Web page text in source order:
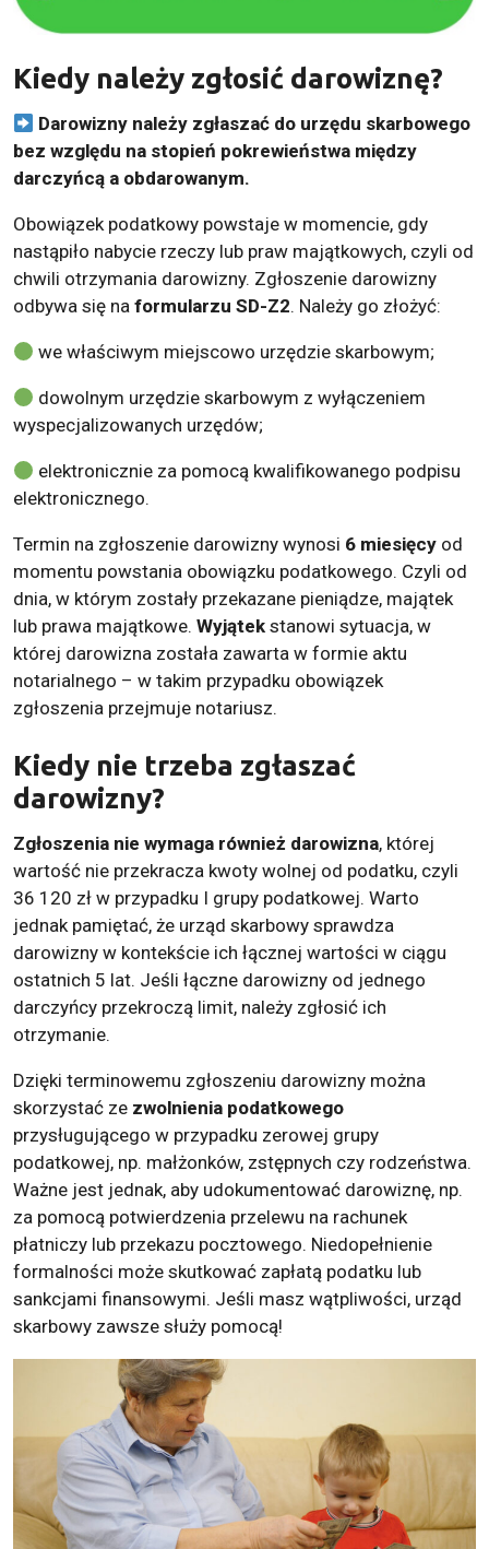
Kiedy należy zgłosić darowiznę?
Darowizny należy zgłaszać do urzędu skarbowego
bez względu na stopień pokrewieństwa między
darczyńcą a obdarowanym.
Obowiązek podatkowy powstaje w momencie, gdy
nastąpiło nabycie rzeczy lub praw majątkowych, czyli od
chwili otrzymania darowizny. Zgłoszenie darowizny
odbywa się na formularzu SD-Z2. Należy go złożyć:
we właściwym miejscowo urzędzie skarbowym;
dowolnym urzędzie skarbowym z wyłączeniem
wyspecjalizowanych urzędów;
elektronicznie za pomocą kwalifikowanego podpisu
elektronicznego.
Termin na zgłoszenie darowizny wynosi 6 miesięcy od
momentu powstania obowiązku podatkowego. Czyli od
dnia, w którym zostały przekazane pieniądze, majątek
lub prawa majątkowe. Wyjątek stanowi sytuacja, w
której darowizna została zawarta w formie aktu
notarialnego – w takim przypadku obowiązek
zgłoszenia przejmuje notariusz.
Kiedy nie trzeba zgłaszać
darowizny?
Zgłoszenia nie wymaga również darowizna, której
wartość nie przekracza kwoty wolnej od podatku, czyli
36 120 zł w przypadku I grupy podatkowej. Warto
jednak pamiętać, że urząd skarbowy sprawdza
darowizny w kontekście ich łącznej wartości w ciągu
ostatnich 5 lat. Jeśli łączne darowizny od jednego
darczyńcy przekroczą limit, należy zgłosić ich
otrzymanie.
Dzięki terminowemu zgłoszeniu darowizny można
skorzystać ze zwolnienia podatkowego
przysługującego w przypadku zerowej grupy
podatkowej, np. małżonków, zstępnych czy rodzeństwa.
Ważne jest jednak, aby udokumentować darowiznę, np.
za pomocą potwierdzenia przelewu na rachunek
płatniczy lub przekazu pocztowego. Niedopełnienie
formalności może skutkować zapłatą podatku lub
sankcjami finansowymi. Jeśli masz wątpliwości, urząd
skarbowy zawsze służy pomocą!